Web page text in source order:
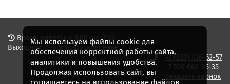
Время работы: с 9:00 до 17:30
Выходной: Суббота-Воскресенье
+7 (831) 436-62-57
+7 920 062-85-35
Заказать звонок
Мы используем файлы cookie для
обеспечения корректной работы сайта,
аналитики и повышения удобства.
Продолжая использовать сайт, вы